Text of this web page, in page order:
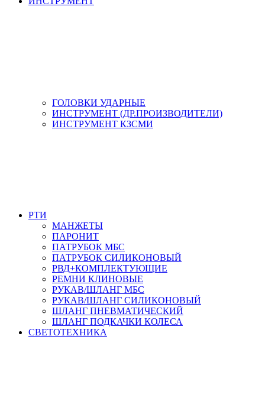
ГОЛОВКИ УДАРНЫЕ
ИНСТРУМЕНТ (ДР.ПРОИЗВОДИТЕЛИ)
ИНСТРУМЕНТ КЗСМИ
РТИ
МАНЖЕТЫ
ПАРОНИТ
ПАТРУБОК МБС
ПАТРУБОК СИЛИКОНОВЫЙ
РВД+КОМПЛЕКТУЮЩИЕ
РЕМНИ КЛИНОВЫЕ
РУКАВ/ШЛАНГ МБС
РУКАВ/ШЛАНГ СИЛИКОНОВЫЙ
ШЛАНГ ПНЕВМАТИЧЕСКИЙ
ШЛАНГ ПОДКАЧКИ КОЛЕСА
СВЕТОТЕХНИКА